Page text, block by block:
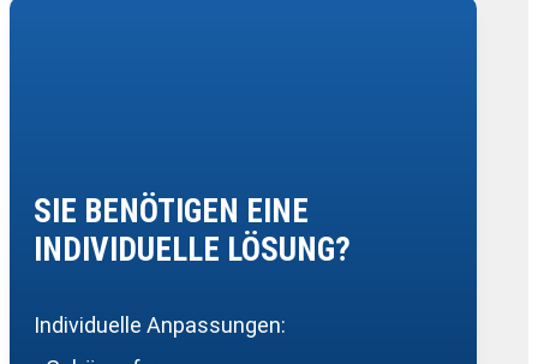
SIE BENÖTIGEN EINE
INDIVIDUELLE LÖSUNG?
Individuelle Anpassungen: